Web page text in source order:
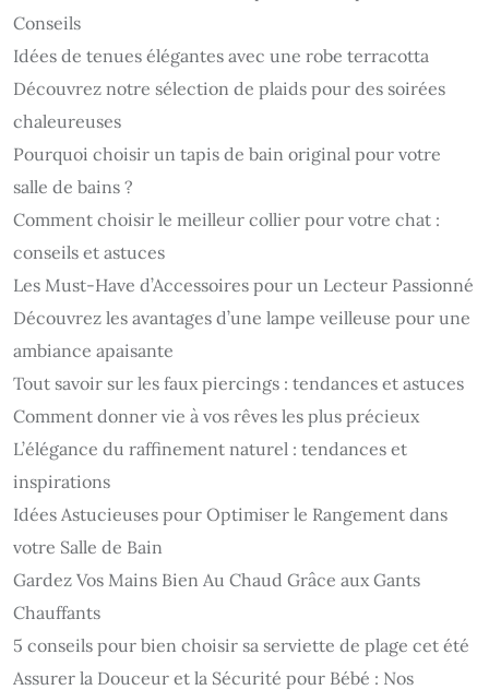
Conseils
Idées de tenues élégantes avec une robe terracotta
Découvrez notre sélection de plaids pour des soirées
chaleureuses
Pourquoi choisir un tapis de bain original pour votre
salle de bains ?
Comment choisir le meilleur collier pour votre chat :
conseils et astuces
Les Must-Have d’Accessoires pour un Lecteur Passionné
Découvrez les avantages d’une lampe veilleuse pour une
ambiance apaisante
Tout savoir sur les faux piercings : tendances et astuces
Comment donner vie à vos rêves les plus précieux
L’élégance du raffinement naturel : tendances et
inspirations
Idées Astucieuses pour Optimiser le Rangement dans
votre Salle de Bain
Gardez Vos Mains Bien Au Chaud Grâce aux Gants
Chauffants
5 conseils pour bien choisir sa serviette de plage cet été
Assurer la Douceur et la Sécurité pour Bébé : Nos